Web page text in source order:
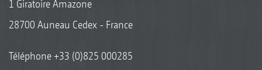
1 Giratoire Amazone
28700 Auneau Cedex - France
Téléphone+33 (0)825 000285